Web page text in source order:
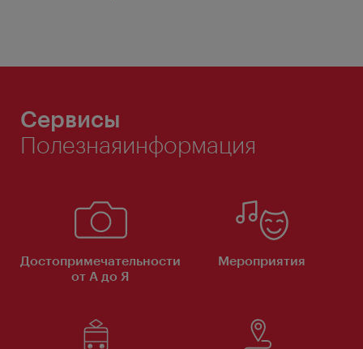
Сервисы
Полезнаяинформация
Достопримечательности
от А до Я
Мероприятия